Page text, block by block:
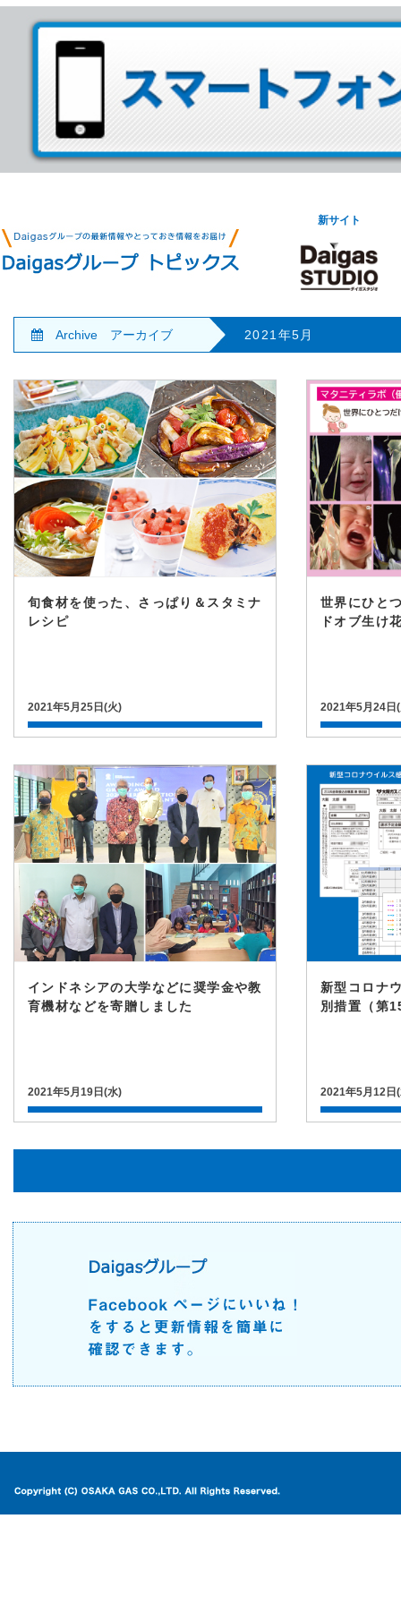
新サイト
Archive アーカイブ 2021年5月
旬食材を使った、さっぱり＆スタミナ
レシピ
2021年5月25日(火)
世界にひと
ドオブ生け
2021年5月24日
インドネシアの大学などに奨学金や教
育機材などを寄贈しました
2021年5月19日(水)
新型コロナ
別措置（第
2021年5月12日